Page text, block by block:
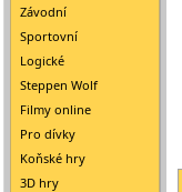
Závodní
Sportovní
Logické
Steppen Wolf
Filmy online
Pro dívky
Koňské hry
3D hry